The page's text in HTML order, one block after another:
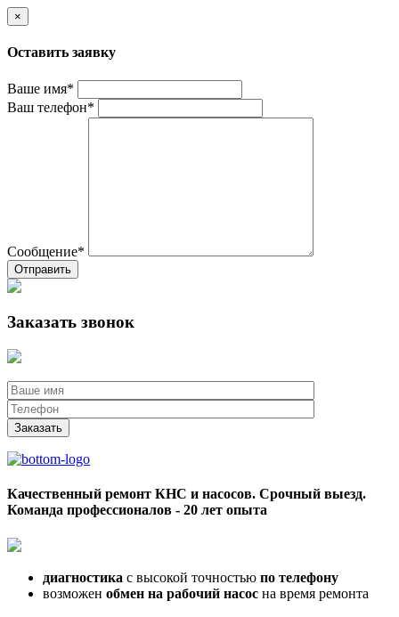
×
Оставить заявку
Ваше имя*
Ваш телефон*
Сообщение*
Отправить
Заказать звонок
Заказать
Качественный ремонт КНС и насосов. Срочный выезд.
Команда профессионалов - 20 лет опыта
диагностика с высокой точностью по телефону
возможен обмен на рабочий насос на время ремонта